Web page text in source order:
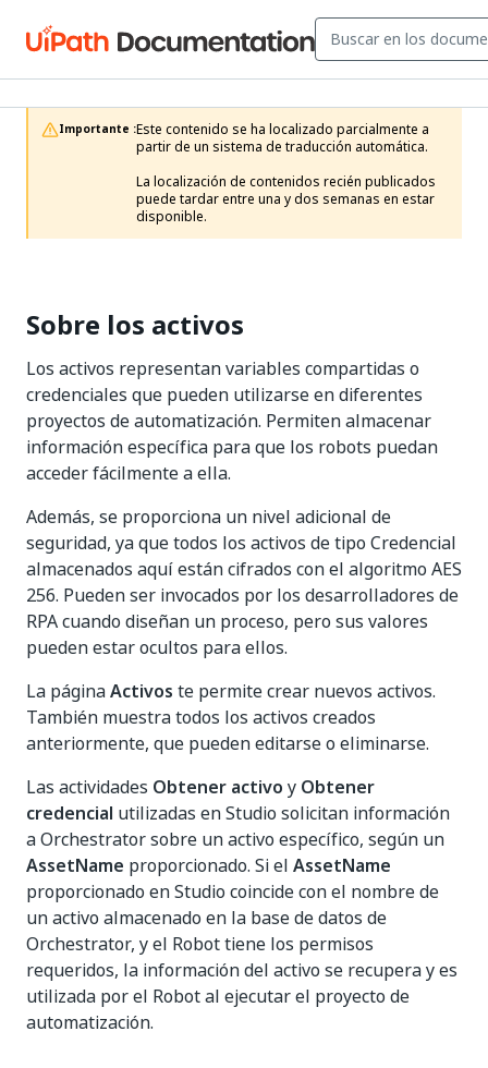
Importante :Este contenido se ha localizado parcialmente a
partir de un sistema de traducción automática.
La localización de contenidos recién publicados
puede tardar entre una y dos semanas en estar
disponible.
Sobre los activos
Los activos representan variables compartidas o
credenciales que pueden utilizarse en diferentes
proyectos de automatización. Permiten almacenar
información específica para que los robots puedan
acceder fácilmente a ella.
Además, se proporciona un nivel adicional de
seguridad, ya que todos los activos de tipo Credencial
almacenados aquí están cifrados con el algoritmo AES
256. Pueden ser invocados por los desarrolladores de
RPA cuando diseñan un proceso, pero sus valores
pueden estar ocultos para ellos.
La páginaActivos te permite crear nuevos activos.
También muestra todos los activos creados
anteriormente, que pueden editarse o eliminarse.
Las actividades Obtener activo y Obtener
credencial utilizadas en Studio solicitan información
a Orchestrator sobre un activo específico, según un
AssetName proporcionado. Si el AssetName
proporcionado en Studio coincide con el nombre de
un activo almacenado en la base de datos de
Orchestrator, y el Robot tiene los permisos
requeridos, la información del activo se recupera y es
utilizada por el Robot al ejecutar el proyecto de
automatización.